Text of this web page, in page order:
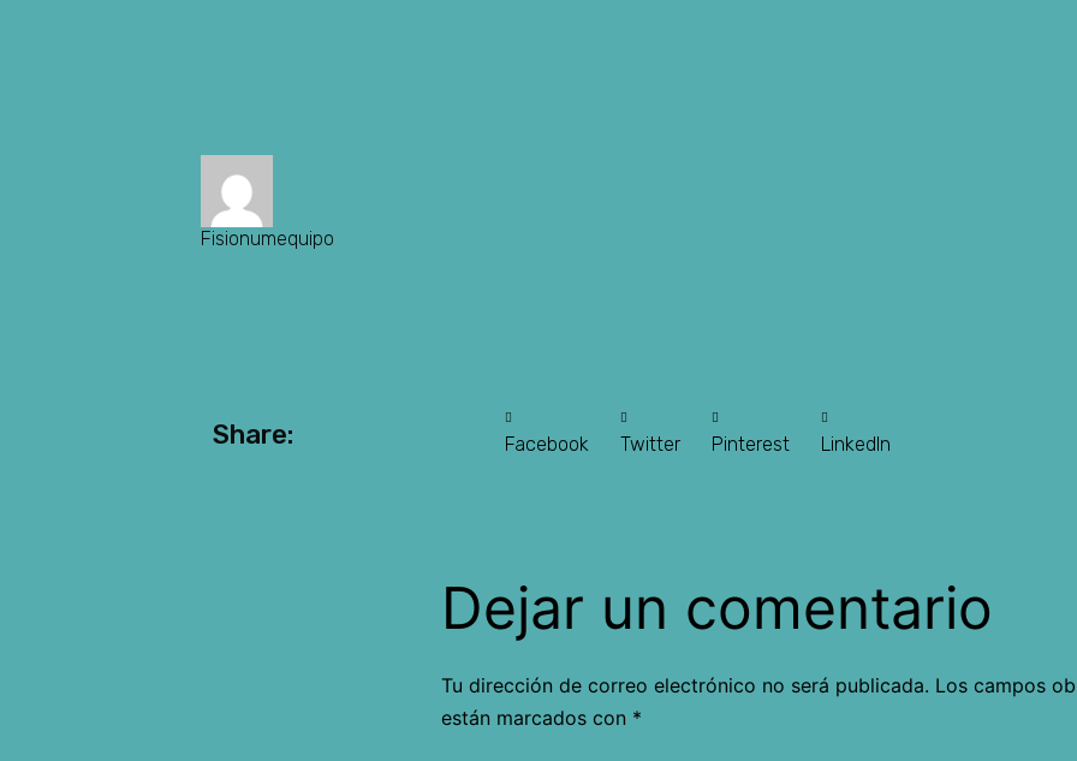
Fisionumequipo
Share: Facebook Twitter Pinterest LinkedIn
Dejar un comentario
Tu dirección de correo electrónico no será publicada. Los campos
están marcados con *